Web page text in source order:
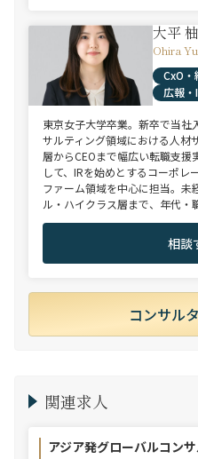
大平
Ohira
CxO・
広報・
東京女子大学卒業。新卒で当社
サルティング領域における人材
層からCEOまで幅広い転職支
して、IRを始めとするコーポレ
ファーム領域を中心に担当。未
ル・ハイクラス層まで、年代・
相談
コンサル
関連求人
アジア発グローバルコン